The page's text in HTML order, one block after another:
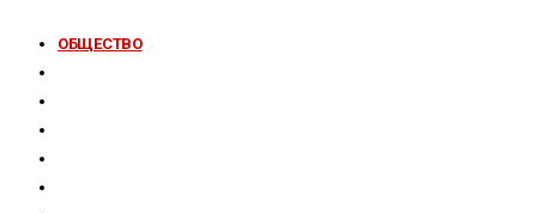
ОБЩЕСТВО